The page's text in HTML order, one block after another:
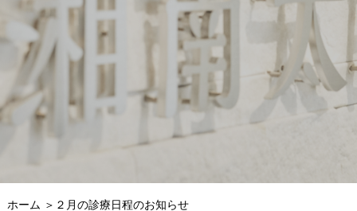
ホーム ＞２月の診療日程のお知らせ